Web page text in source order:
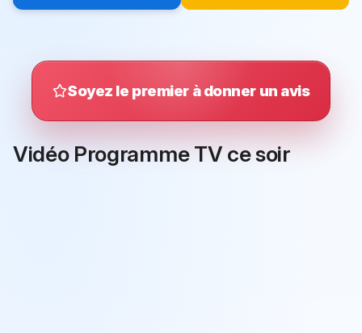
Soyez le premier à donner un avis
Vidéo Programme TV ce soir